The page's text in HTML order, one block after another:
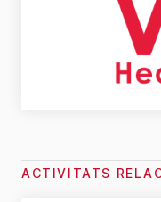
ACTIVITATS